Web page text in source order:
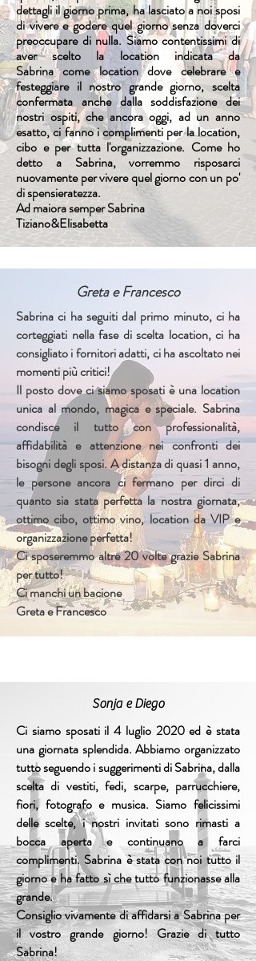
dettagli il giorno prima, ha lasciato a noi sposi
di vivere e godere quel giorno senza doverci
preoccupare di nulla. Siamo contentissimi di
aver scelto la location indicata da
Sabrina come location dove celebrare e
festeggiare il nostro grande giorno, scelta
confermata anche dalla soddisfazione dei
nostri ospiti, che ancora oggi, ad un anno
esatto, ci fanno i complimenti per la location,
cibo e per tutta l'organizzazione. Come ho
detto a Sabrina, vorremmo risposarci
nuovamente per vivere quel giorno con un po'
di spensieratezza.
Ad maiora semper Sabrina
Tiziano&Elisabetta
Greta e Francesco
Sabrina ci ha seguiti dal primo minuto, ci ha
corteggiati nella fase di scelta location, ci ha
consigliato i fornitori adatti, ci ha ascoltato nei
momenti più critici!
Il posto dove ci siamo sposati è una location
unica al mondo, magica e speciale. Sabrina
condisce il tutto con professionalità,
affidabilità e attenzione nei confronti dei
bisogni degli sposi. A distanza di quasi 1 anno,
le persone ancora ci fermano per dirci di
quanto sia stata perfetta la nostra giornata,
ottimo cibo, ottimo vino, location da VIP e
organizzazione perfetta!
Ci sposeremmo altre 20 volte grazie Sabrina
per tutto!
Ci manchi un bacione
Greta e Francesco
Sonja e Diego
Ci siamo sposati il 4 luglio 2020 ed è stata
una giornata splendida. Abbiamo organizzato
tutto seguendo i suggerimenti di Sabrina, dalla
scelta di vestiti, fedi, scarpe, parrucchiere,
fiori, fotografo e musica. Siamo felicissimi
delle scelte, i nostri invitati sono rimasti a
bocca aperta e continuano a farci
complimenti. Sabrina è stata con noi tutto il
giorno e ha fatto sì che tutto funzionasse alla
grande.
Consiglio vivamente di affidarsi a Sabrina per
il vostro grande giorno! Grazie di tutto
Sabrina!